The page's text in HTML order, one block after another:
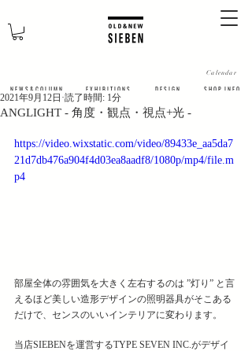
N E W S & C O L U M N
Calendar
​E X H I B I T I O N S D E S I G N S H O P I N F O
ANGLIGHT - 角度・観点・視点+光 -
2021年9月12日 読了時間: 1分
https://video.wixstatic.com/video/89433e_aa5da7
21d7db476a904f4d03ea8aadf8/1080p/mp4/file.m
p4
部屋全体の雰囲気を大きく左右するのは ”灯り” と言
えるほど美しい造形デザインの照明器具がそこある
だけで、センスのいいインテリアに変わります。
当店SIEBENを運営するTYPE SEVEN INC.がデザイ